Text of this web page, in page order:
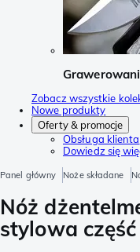
Zobacz wszystkie
Nowe produkty
Oferty & promocje
Obsługa klienta
Dowiedz się
Panel główny Noże składane
Nóż
stylowa